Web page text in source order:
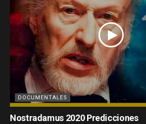
DOCUMENTALES
Nostradamus 2020 Predicciones